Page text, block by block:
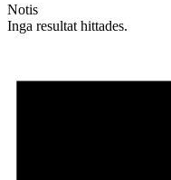
Notis
Inga resultat hittades.